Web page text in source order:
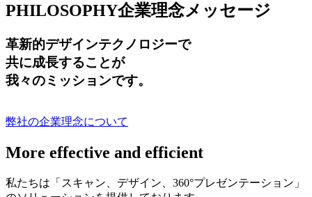
PHILOSOPHY企業理念メッセージ
革新的デザインテクノロジーで
共に成長することが
我々のミッションです。
弊社の企業理念について
More effective and efficient
私たちは「スキャン、デザイン、360°プレゼンテーション」